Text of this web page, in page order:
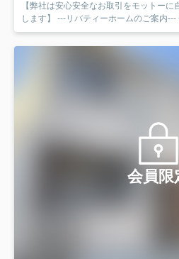
【弊社は安心安全なお取引をモットー
します】 ---リバティーホームのご案内
会員限